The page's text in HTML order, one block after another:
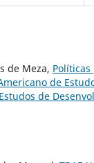
de Meza,
de
de